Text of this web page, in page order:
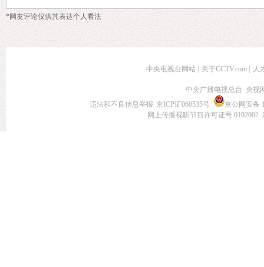
*网友评论仅供其表达个人看法
中央电视台网站 关于CCTV.com 人
中央广播电视总台 央视
违法和不良信息举报 京ICP证060535号
京公网安备
网上传播视听节目许可证号 0102002